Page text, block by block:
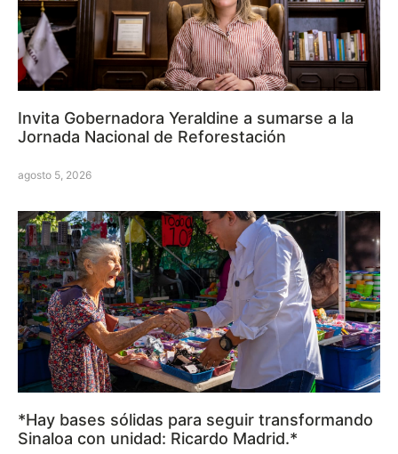
Invita Gobernadora Yeraldine a sumarse a la
Jornada Nacional de Reforestación
agosto 5, 2026
*Hay bases sólidas para seguir transformando
Sinaloa con unidad: Ricardo Madrid.*